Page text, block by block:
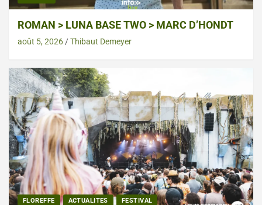
ROMAN > LUNA BASE TWO > MARC D’HONDT
août 5, 2026 Thibaut Demeyer
FLOREFFE ACTUALITES FESTIVAL